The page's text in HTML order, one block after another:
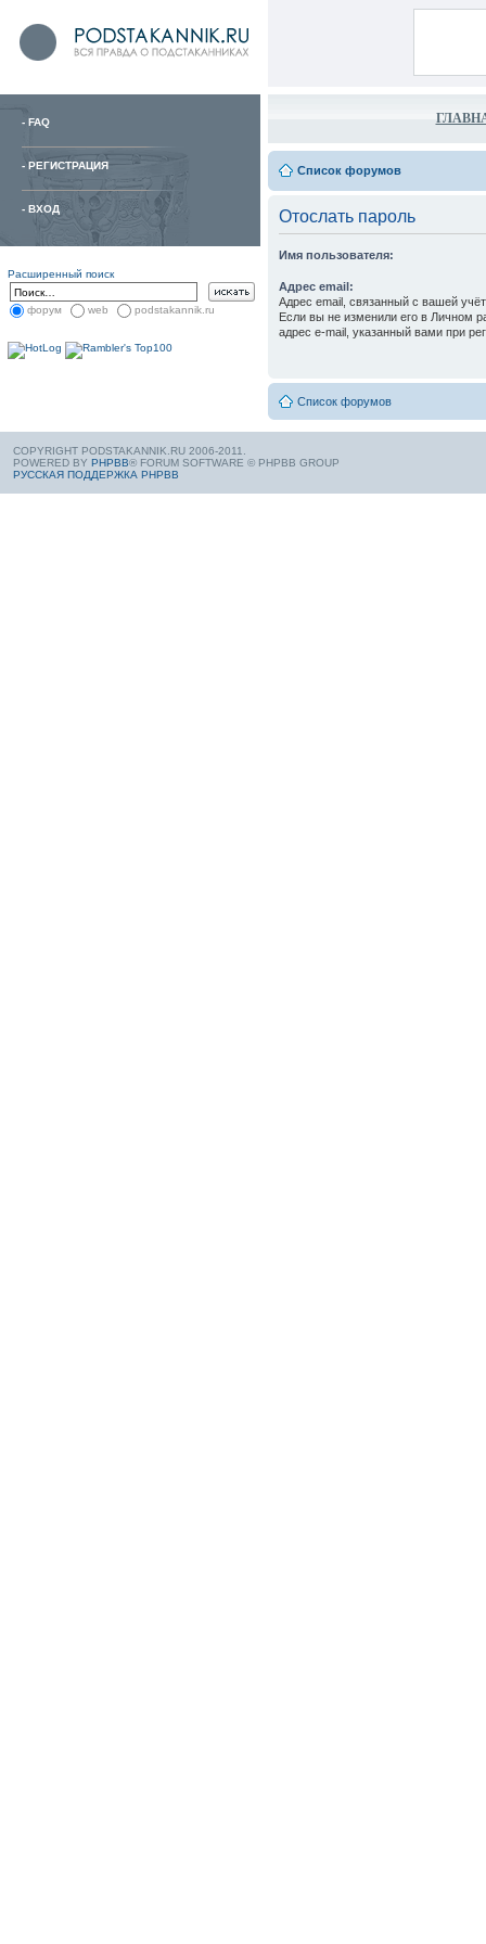
- FAQ
- РЕГИСТРАЦИЯ
- ВХОД
Расширенный поиск
форум web podstakannik.ru
Список форумов
Отослать пароль
Имя пользователя:
Адрес email:
Адрес email, связанный с вашей
Если вы не изменили его в Личном
адрес e-mail, указанный вами при
Список форумов
COPYRIGHT PODSTAKANNIK.RU 2006-2011.
POWERED BY PHPBB® FORUM SOFTWARE © PHPBB GROUP
РУССКАЯ ПОДДЕРЖКА PHPBB